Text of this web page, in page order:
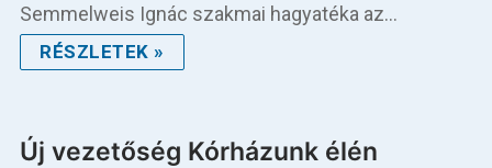
Semmelweis Ignác szakmai hagyatéka az…
RÉSZLETEK »
Új vezetőség Kórházunk élén